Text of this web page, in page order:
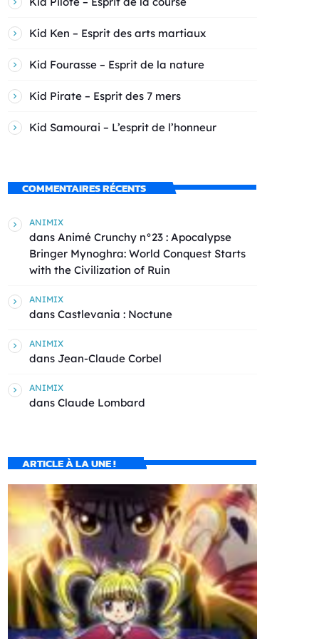
Kid Ken – Esprit des arts martiaux
Kid Fourasse – Esprit de la nature
Kid Pirate – Esprit des 7 mers
Kid Samourai – L’esprit de l’honneur
COMMENTAIRES RÉCENTS
ANIMIX
dans Animé Crunchy n°23 : Apocalypse
Bringer Mynoghra: World Conquest Starts
with the Civilization of Ruin
ANIMIX
dans Castlevania : Noctune
ANIMIX
dans Jean-Claude Corbel
ANIMIX
dans Claude Lombard
ARTICLE À LA UNE !